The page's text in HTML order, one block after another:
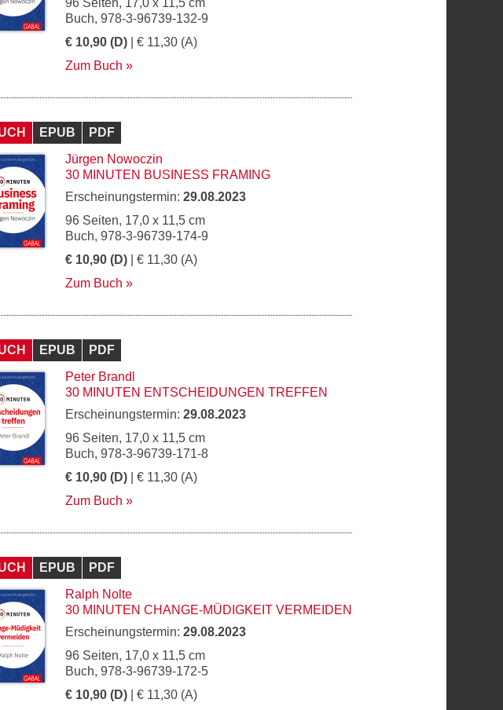
96 Seiten, 17,0 x 11,5 cm
Buch, 978-3-96739-132-9
€ 10,90 (D) | € 11,30 (A)
Zum Buch
EPUB
PDF
Jürgen Nowoczin
30 MINUTEN BUSINESS FRAMING
Erscheinungstermin: 29.08.2023
96 Seiten, 17,0 x 11,5 cm
Buch, 978-3-96739-174-9
€ 10,90 (D) | € 11,30 (A)
Zum Buch
EPUB
PDF
Peter Brandl
30 MINUTEN ENTSCHEIDUNGEN TREFFEN
Erscheinungstermin: 29.08.2023
96 Seiten, 17,0 x 11,5 cm
Buch, 978-3-96739-171-8
€ 10,90 (D) | € 11,30 (A)
Zum Buch
EPUB
PDF
Ralph Nolte
30 MINUTEN CHANGE-MÜDIGKEIT VERMEIDEN
Erscheinungstermin: 29.08.2023
96 Seiten, 17,0 x 11,5 cm
Buch, 978-3-96739-172-5
€ 10,90 (D) | € 11,30 (A)